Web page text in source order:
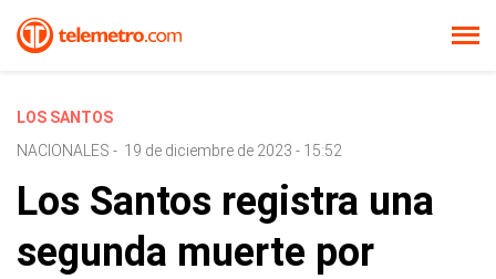
LOS SANTOS
NACIONALES - 19 de diciembre de 2023 - 15:52
Los Santos registra una
segunda muerte por